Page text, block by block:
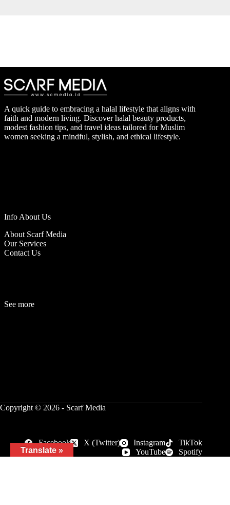
A quick guide to embracing a halal lifestyle that aligns with
faith and modern living. Discover halal beauty products,
modest fashion tips, and travel ideas tailored for Muslim
women seeking a mindful, stylish, and ethical lifestyle.
Info About Us
About Scarf Media
Our Services
Contact Us
See more
Copyright © 2026 - Scarf Media
Facebook X (Twitter) Instagram
TikTok
YouTube
Spotify
Translate »